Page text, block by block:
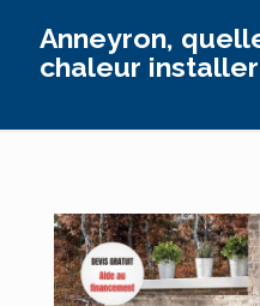
Anneyron,
chaleur